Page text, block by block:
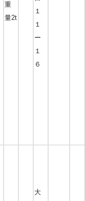
重
量2t
１
１
ー
１
６
大